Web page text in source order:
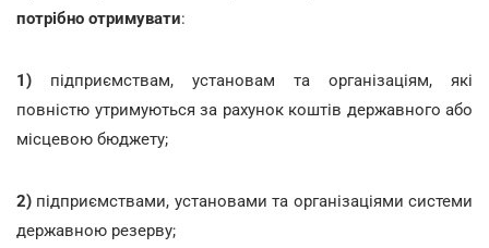
потрібно отримувати:
1) підприємствам, установам та організаціям, які
повністю утримуються за рахунок коштів державного або
місцевою бюджету;
2) підприємствами, установами та організаціями системи
державною резерву;